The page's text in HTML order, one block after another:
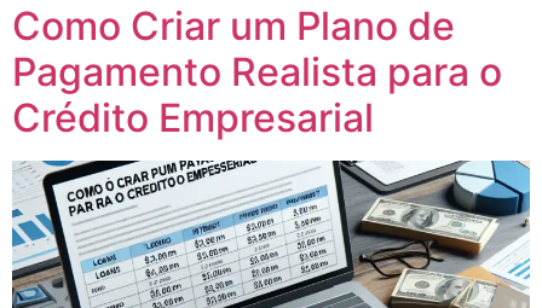
Como Criar um Plano de
Pagamento Realista para o
Crédito Empresarial